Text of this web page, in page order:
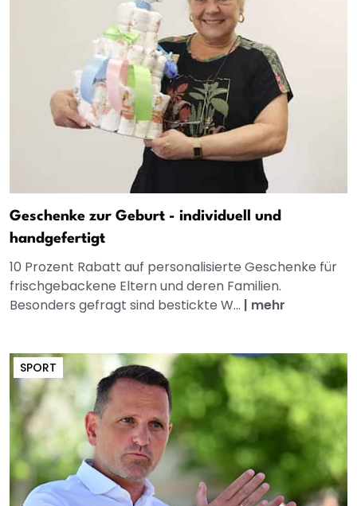
Geschenke zur Geburt - individuell und
handgefertigt
10 Prozent Rabatt auf personalisierte Geschenke für
frischgebackene Eltern und deren Familien.
Besonders gefragt sind bestickte W... | mehr
SPORT